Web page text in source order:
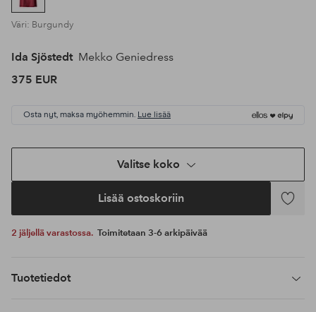
Väri: Burgundy
Ida Sjöstedt Mekko Geniedress
375 EUR
Osta nyt, maksa myöhemmin. Lue lisää
Valitse koko
Lisää ostoskoriin
Lisää
2 jäljellä varastossa. Toimitetaan 3-6 arkipäivää
Tuotetiedot